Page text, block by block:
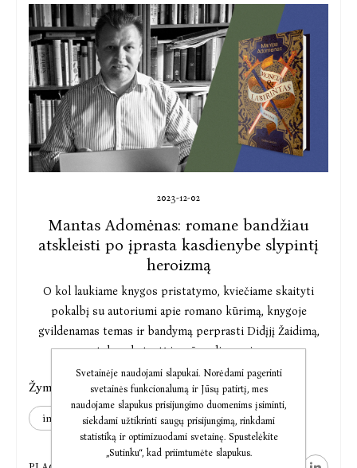
2023-12-02
Mantas Adomėnas: romane bandžiau
atskleisti po įprasta kasdienybe slypintį
heroizmą
O kol laukiame knygos pristatymo, kviečiame skaityti
pokalbį su autoriumi apie romano kūrimą, knygoje
gvildenamas temas ir bandymą perprasti Didįjį Žaidimą,
tebevykstantį ir mūsų dienomis.
Žymos: mantas adomėnas moneta&labirintas
interviu
Svetainėje naudojami slapukai. Norėdami pagerinti
svetainės funkcionalumą ir Jūsų patirtį, mes
naudojame slapukus prisijungimo duomenims įsiminti,
siekdami užtikrinti saugų prisijungimą, rinkdami
statistiką ir optimizuodami svetainę. Spustelėkite
„Sutinku“, kad priimtumėte slapukus.